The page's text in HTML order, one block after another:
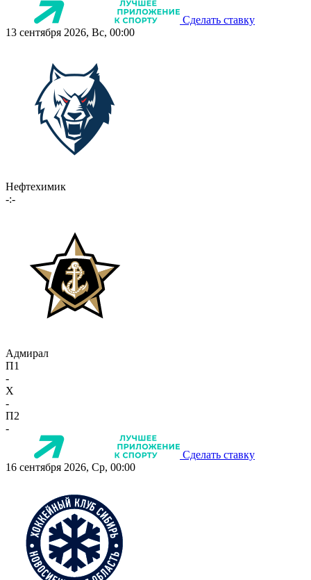
Сделать ставку
13 сентября 2026, Вс, 00:00
Нефтехимик
-:-
Адмирал
П1
-
X
-
П2
-
Сделать ставку
16 сентября 2026, Ср, 00:00